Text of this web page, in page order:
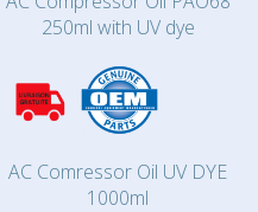
250ml with UV dye
AC Comressor Oil UV DYE
1000ml